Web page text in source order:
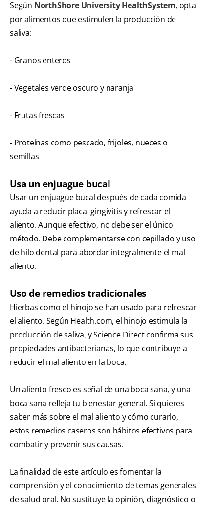
Según NorthShore University HealthSystem, opta
por alimentos que estimulen la producción de
saliva:
- Granos enteros
- Vegetales verde oscuro y naranja
- Frutas frescas
- Proteínas como pescado, frijoles, nueces o
semillas
Usa un enjuague bucal
Usar un enjuague bucal después de cada comida
ayuda a reducir placa, gingivitis y refrescar el
aliento. Aunque efectivo, no debe ser el único
método. Debe complementarse con cepillado y uso
de hilo dental para abordar integralmente el mal
aliento.
Uso de remedios tradicionales
Hierbas como el hinojo se han usado para refrescar
el aliento. Según Health.com, el hinojo estimula la
producción de saliva, y Science Direct confirma sus
propiedades antibacterianas, lo que contribuye a
reducir el mal aliento en la boca.
Un aliento fresco es señal de una boca sana, y una
boca sana refleja tu bienestar general. Si quieres
saber más sobre el mal aliento y cómo curarlo,
estos remedios caseros son hábitos efectivos para
combatir y prevenir sus causas.
La finalidad de este artículo es fomentar la
comprensión y el conocimiento de temas generales
de salud oral. No sustituye la opinión, diagnóstico o